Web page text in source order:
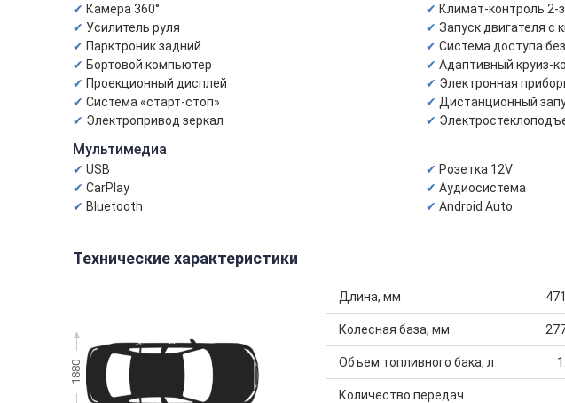
Камера 360°
Усилитель руля
Парктроник задний
Бортовой компьютер
Проекционный дисплей
Система «старт-стоп»
Электропривод зеркал
Климат-контроль 2-
Запуск двигателя с
Система доступа
Адаптивный круиз-
Электронная
Дистанционный
Мультимедиа
USB
CarPlay
Bluetooth
Розетка 12V
Аудиосистема
Android Auto
Технические характеристики
1880
Длина, мм
Колесная база, мм
Объем топливного бака, л
Количество передач